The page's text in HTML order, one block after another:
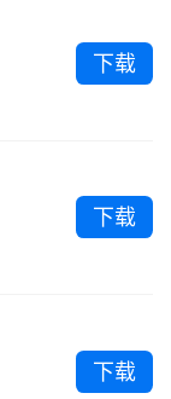
下载
下载
下载